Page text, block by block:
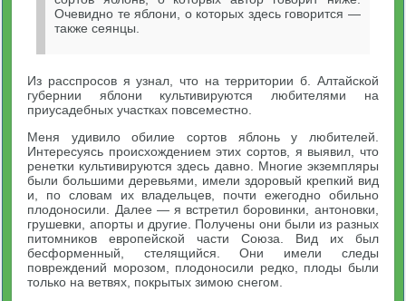
Очевидно те яблони, о которых здесь говорится —
также сеянцы.
Из расспросов я узнал, что на территории б. Алтайской
губернии яблони культивируются любителями на
приусадебных участках повсеместно.
Меня удивило обилие сортов яблонь у любителей.
Интересуясь происхождением этих сортов, я выявил, что
ренетки культивируются здесь давно. Многие экземпляры
были большими деревьями, имели здоровый крепкий вид
и, по словам их владельцев, почти ежегодно обильно
плодоносили. Далее — я встретил боровинки, антоновки,
грушевки, апорты и другие. Получены они были из разных
питомников европейской части Союза. Вид их был
бесформенный, стелящийся. Они имели следы
повреждений морозом, плодоносили редко, плоды были
только на ветвях, покрытых зимою снегом.